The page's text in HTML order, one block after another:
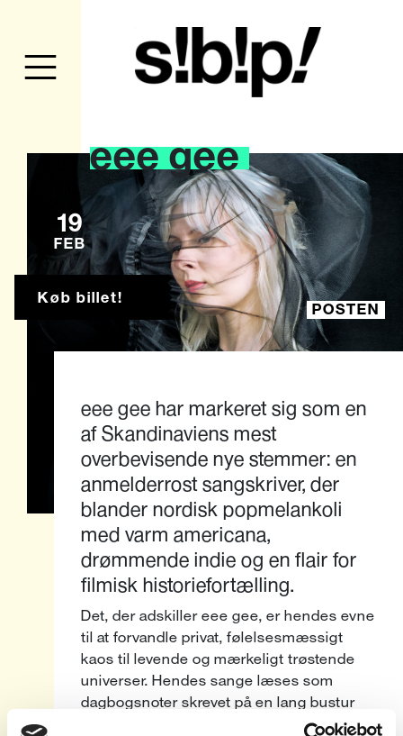
Køb billet!
19
FEB
eeegee
POSTEN
eee gee har markeret sig som en
af Skandinaviens mest
overbevisende nye stemmer: en
anmelderrost sangskriver, der
blander nordisk popmelankoli
med varm americana,
drømmende indie og en flair for
filmisk historiefortælling.
Det, der adskiller eee gee, er hendes evne
til at forvandle privat, følelsesmæssigt
kaos til levende og mærkeligt trøstende
universer. Hendes sange læses som
dagbogsnoter skrevet på en lang bustur
hjem – sjove, hudløse og ærlige – og de